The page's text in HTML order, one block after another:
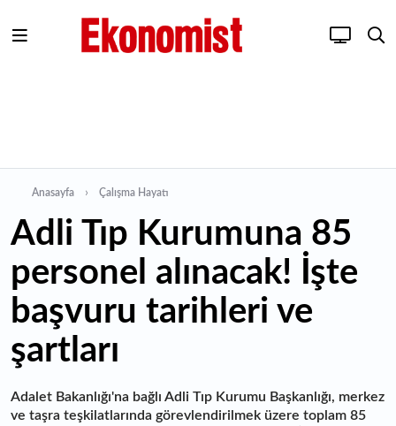
Anasayfa Çalışma Hayatı
Adli Tıp Kurumuna 85
personel alınacak! İşte
başvuru tarihleri ve
şartları
Adalet Bakanlığı'na bağlı Adli Tıp Kurumu Başkanlığı, merkez
ve taşra teşkilatlarında görevlendirilmek üzere toplam 85